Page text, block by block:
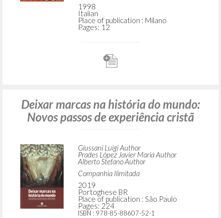
1998
Italian
Place of publication : Milano
Pages: 12
Deixar marcas na história do mundo:
Novos passos de experiência cristã
Giussani Luigi Author
Prades López Javier Maria Author
Alberto Stefano Author
Companhia Ilimitada
2019
Portoghese BR
Place of publication : São Paulo
Pages: 224
ISBN : 978-85-88607-52-1